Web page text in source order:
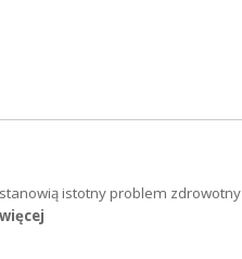
istotny problem zdrowotny